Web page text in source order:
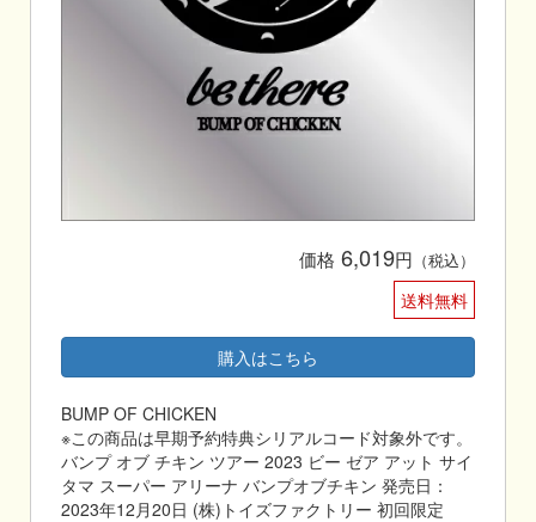
価格 6,019円 （税込）
送料無料
購入はこちら
BUMP OF CHICKEN
※この商品は早期予約特典シリアルコード対象外です。
バンプ オブ チキン ツアー 2023 ビー ゼア アット サイ
タマ スーパー アリーナ バンプオブチキン 発売日：
2023年12月20日 (株)トイズファクトリー 初回限定